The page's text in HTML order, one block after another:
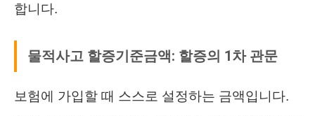
합니다.
물적사고 할증기준금액: 할증의 1차 관문
보험에 가입할 때 스스로 설정하는 금액입니다.